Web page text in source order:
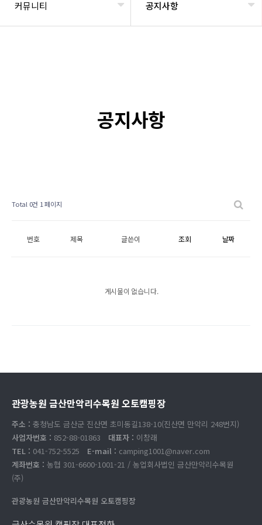
커뮤니티 공지사항
공지사항
Total 0건 1 페이지
번호 제목 글쓴이 조회 날짜
게시물이 없습니다.
관광농원 금산만악리수목원 오토캠핑장
주소 : 충청남도 금산군 진산면 초미동길138-10(진산면 만악리 248번지)
사업자번호 : 852-88-01863 대표자 : 이창래
TEL : 041-752-5525 E-mail : camping1001@naver.com
계좌번호 : 농협 301-6600-1001-21 / 농업회사법인 금산만악리수목원
(주)
관광농원 금산만악리수목원 오토캠핑장